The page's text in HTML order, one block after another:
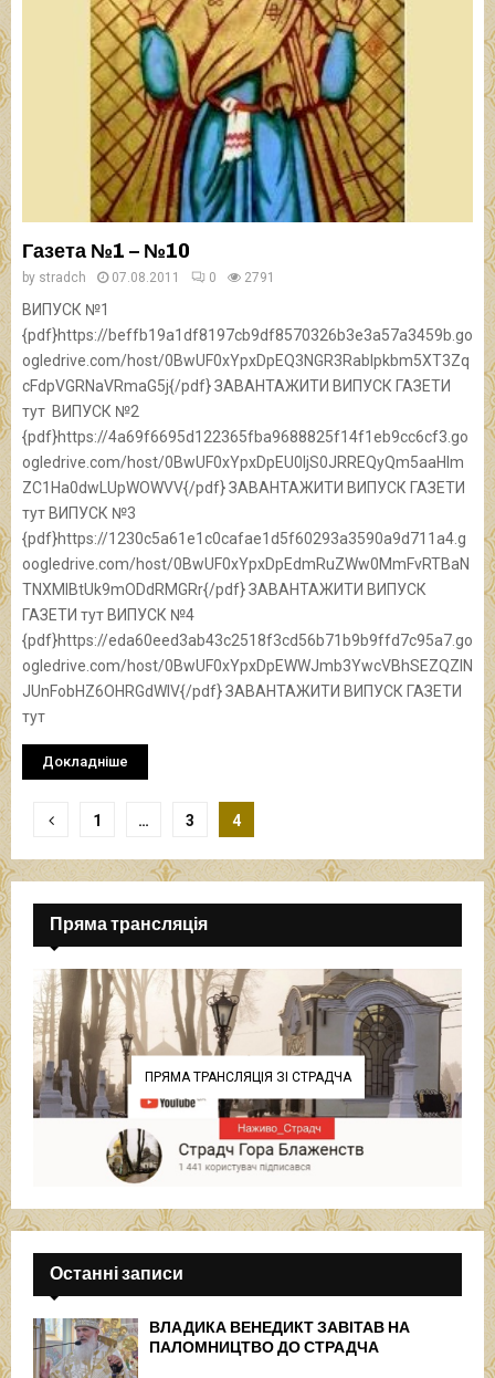
Газета №1 – №10
by stradch 07.08.2011 0 2791
ВИПУСК №1
{pdf}https://beffb19a1df8197cb9df8570326b3e3a57a3459b.go
ogledrive.com/host/0BwUF0xYpxDpEQ3NGR3Rablpkbm5XT3Zq
cFdpVGRNaVRmaG5j{/pdf} ЗАВАНТАЖИТИ ВИПУСК ГАЗЕТИ
тут ВИПУСК №2
{pdf}https://4a69f6695d122365fba9688825f14f1eb9cc6cf3.go
ogledrive.com/host/0BwUF0xYpxDpEU0ljS0JRREQyQm5aaHlm
ZC1Ha0dwLUpWOWVV{/pdf} ЗАВАНТАЖИТИ ВИПУСК ГАЗЕТИ
тут ВИПУСК №3
{pdf}https://1230c5a61e1c0cafae1d5f60293a3590a9d711a4.g
oogledrive.com/host/0BwUF0xYpxDpEdmRuZWw0MmFvRTBaN
TNXMlBtUk9mODdRMGRr{/pdf} ЗАВАНТАЖИТИ ВИПУСК
ГАЗЕТИ тут ВИПУСК №4
{pdf}https://eda60eed3ab43c2518f3cd56b71b9b9ffd7c95a7.go
ogledrive.com/host/0BwUF0xYpxDpEWWJmb3YwcVBhSEZQZlN
JUnFobHZ6OHRGdWlV{/pdf} ЗАВАНТАЖИТИ ВИПУСК ГАЗЕТИ
тут
Докладніше
Навігація
записів
1 … 3 4
Пряма трансляція
ПРЯМА ТРАНСЛЯЦІЯ ЗІ СТРАДЧА
Останні записи
ВЛАДИКА ВЕНЕДИКТ ЗАВІТАВ НА
ПАЛОМНИЦТВО ДО СТРАДЧА